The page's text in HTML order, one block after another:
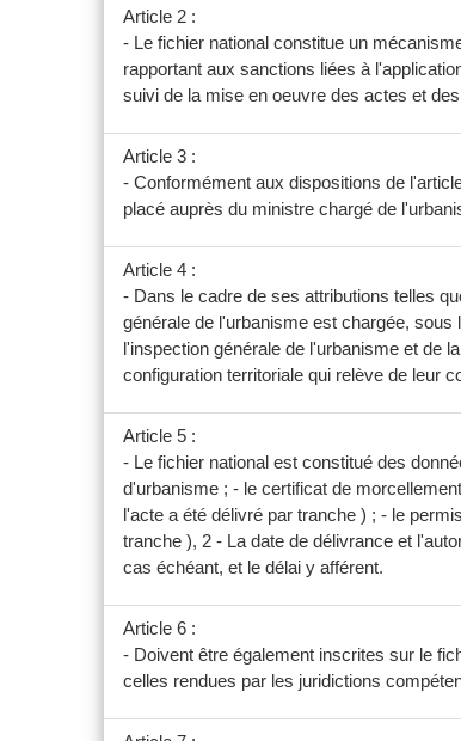
Article 2 :
- Le fichier national constitue un
rapportant aux sanctions liées à
suivi de la mise en oeuvre des actes et
Article 3 :
- Conformément aux dispositions de
placé auprès du ministre chargé de
Article 4 :
- Dans le cadre de ses attributions telles
générale de l'urbanisme est chargée,
l'inspection générale de l'urbanisme et de
configuration territoriale qui relève de leur
Article 5 :
- Le fichier national est constitué des
d'urbanisme ; - le certificat de
l'acte a été délivré par tranche ) ; - le
tranche ), 2 - La date de délivrance et
cas échéant, et le délai y afférent.
Article 6 :
- Doivent être également inscrites sur le
celles rendues par les juridictions